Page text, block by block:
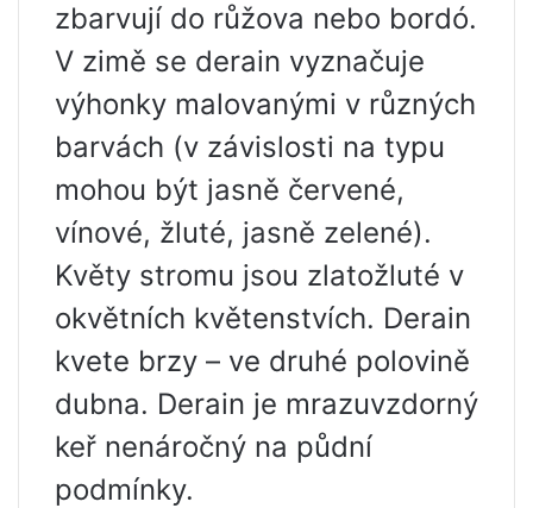
zbarvují do růžova nebo bordó.
V zimě se derain vyznačuje
výhonky malovanými v různých
barvách (v závislosti na typu
mohou být jasně červené,
vínové, žluté, jasně zelené).
Květy stromu jsou zlatožluté v
okvětních květenstvích. Derain
kvete brzy – ve druhé polovině
dubna. Derain je mrazuvzdorný
keř nenáročný na půdní
podmínky.